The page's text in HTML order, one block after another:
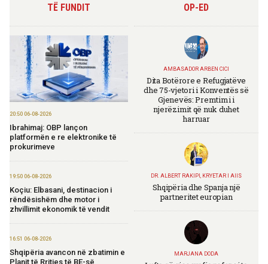
TË FUNDIT
20:50 06-08-2026
Ibrahimaj: OBP lançon
platformën e re elektronike të
prokurimeve
19:50 06-08-2026
Koçiu: Elbasani, destinacion i
rëndësishëm dhe motor i
zhvillimit ekonomik të vendit
16:51 06-08-2026
Shqipëria avancon në zbatimin e
Planit të Rritjes të BE-së
OP-ED
AMBASADOR ARBEN CICI
Dita Botërore e Refugjatëve
dhe 75-vjetori i Konventës së
Gjenevës: Premtimi i
njerëzimit që nuk duhet
harruar
DR. ALBERT RAKIPI, KRYETAR I AIIS
Shqipëria dhe Spanja një
partneritet europian
MARJANA DODA